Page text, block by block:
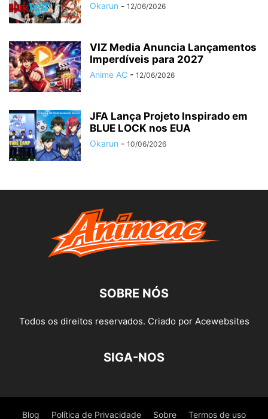
Okarun - 12/06/2026
VIZ Media Anuncia Lançamentos
Imperdíveis para 2027
Anime AC - 12/06/2026
JFA Lança Projeto Inspirado em
BLUE LOCK nos EUA
Okarun - 10/06/2026
SOBRE NÓS
Todos os direitos reservados. Criado por Acewebsites
SIGA-NOS
Blog Política de Privacidade Sobre Termos de uso